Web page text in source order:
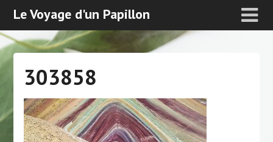
Le Voyage d'un Papillon
303858